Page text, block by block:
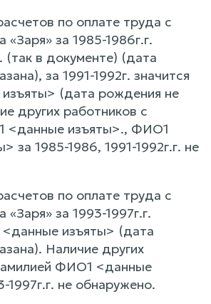
по оплате труда с
«Заря» за 1985-1986г.г.
в документе) (дата
за 1991-1992г. значится
(дата рождения не
других работников с
<данные изъяты>., ФИО1
за 1985-1986, 1991-1992г.г. не
по оплате труда с
«Заря» за 1993-1997г.г.
изъяты> (дата
Наличие других
ФИО1 <данные
1997г.г. не обнаружено.